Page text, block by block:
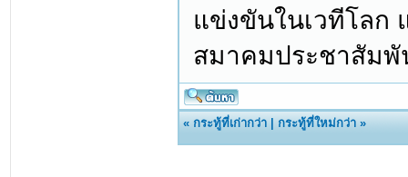
แข่งขันในเวทีโลก
สมาคมประชาสัมพั
«กระทู้ที่เก่ากว่า |กระทู้ที่ใหม่กว่า »